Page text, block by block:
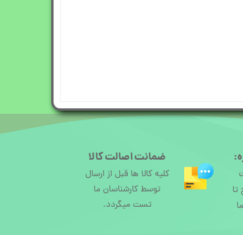
صبح تا
ضمانت اصالت کالا
کلیه کالا ها قبل از ارسال
توسط کارشناسان ما
تست میگردد.